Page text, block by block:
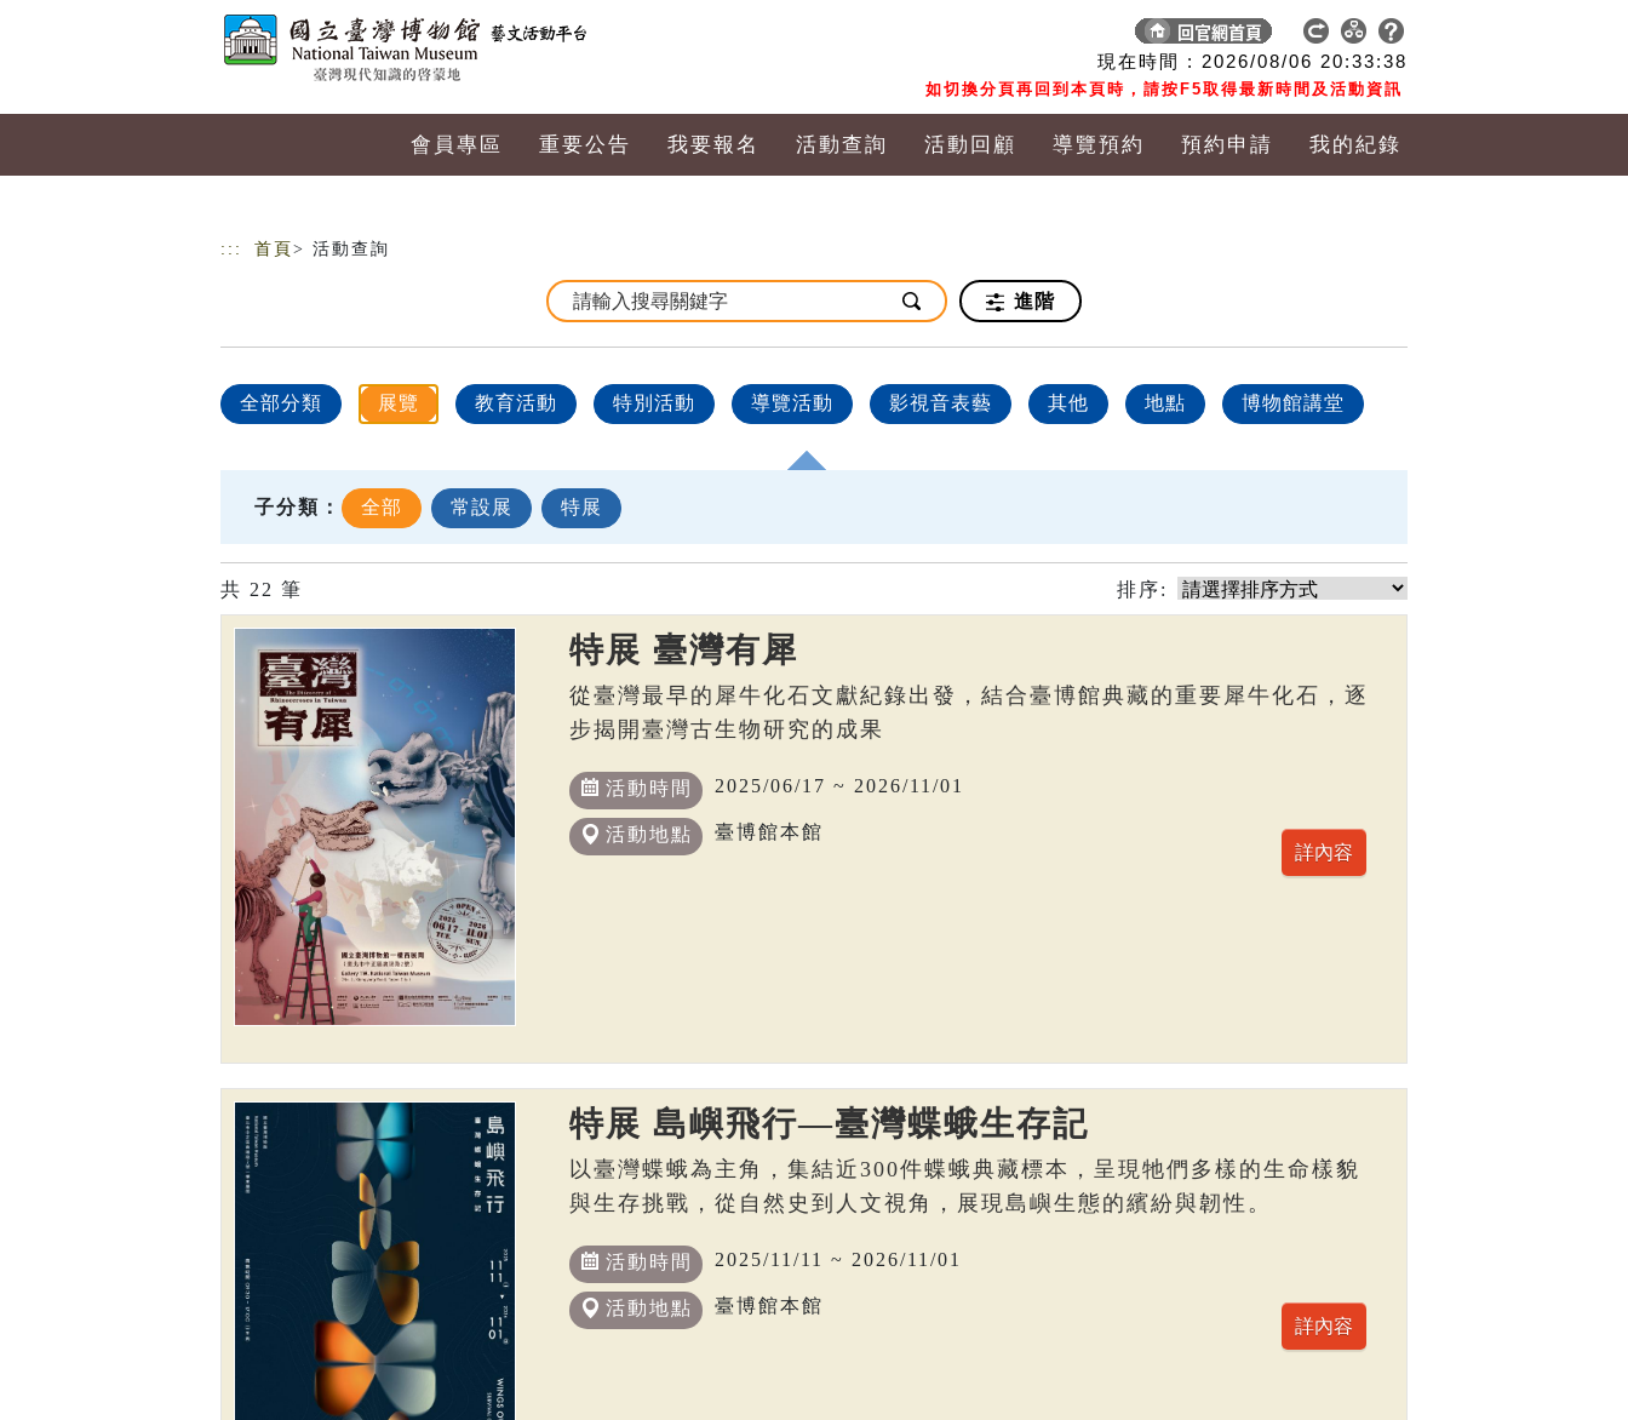
現在時間 : 2026/08/06 20:33:39
如切換分頁再回到本頁時，請按F5取得最新時間及活動資訊
會員專區 重要公告 我要報名 活動查詢 活動回顧 導覽預約 預約申請 我的紀錄
::: 首頁 > 活動查詢
進階
全部分類 展覽 教育活動 特別活動 導覽活動 影視音表藝 其他 地點 博物館講堂
子分類： 全部 常設展 特展
共 22 筆 排序:
特展 臺灣有犀
從臺灣最早的犀牛化石文獻紀錄出發，結合臺博館典藏的重要犀牛化石，逐
步揭開臺灣古生物研究的成果
活動時間 2025/06/17 ~ 2026/11/01
活動地點 臺博館本館
特展 島嶼飛行—臺灣蝶蛾生存記
以臺灣蝶蛾為主角，集結近300件蝶蛾典藏標本，呈現牠們多樣的生命樣貌
與生存挑戰，從自然史到人文視角，展現島嶼生態的繽紛與韌性。
活動時間 2025/11/11 ~ 2026/11/01
活動地點 臺博館本館